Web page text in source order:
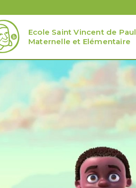
Ecole Saint Vincent de Paul
Maternelle et Elémentaire